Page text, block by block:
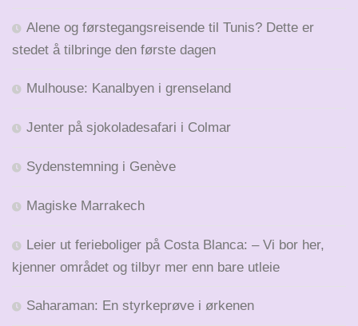
Alene og førstegangsreisende til Tunis? Dette er
stedet å tilbringe den første dagen
Mulhouse: Kanalbyen i grenseland
Jenter på sjokoladesafari i Colmar
Sydenstemning i Genève
Magiske Marrakech
Leier ut ferieboliger på Costa Blanca: – Vi bor her,
kjenner området og tilbyr mer enn bare utleie
Saharaman: En styrkeprøve i ørkenen